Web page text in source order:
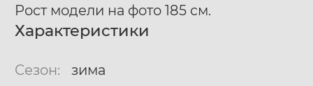
Рост модели на фото 185 см.
Характеристики
Сезон: зима